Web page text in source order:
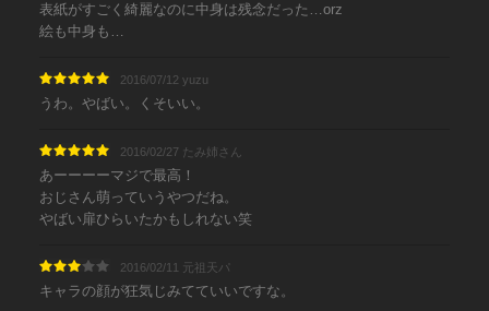
表紙がすごく綺麗なのに中身は残念だった…orz
絵も中身も…
2016/07/12 yuzu
うわ。やばい。くそいい。
2016/02/27 たみ姉さん
あーーーーマジで最高！
おじさん萌っていうやつだね。
やばい扉ひらいたかもしれない笑
2016/02/11 元祖天パ
キャラの顔が狂気じみてていいですな。